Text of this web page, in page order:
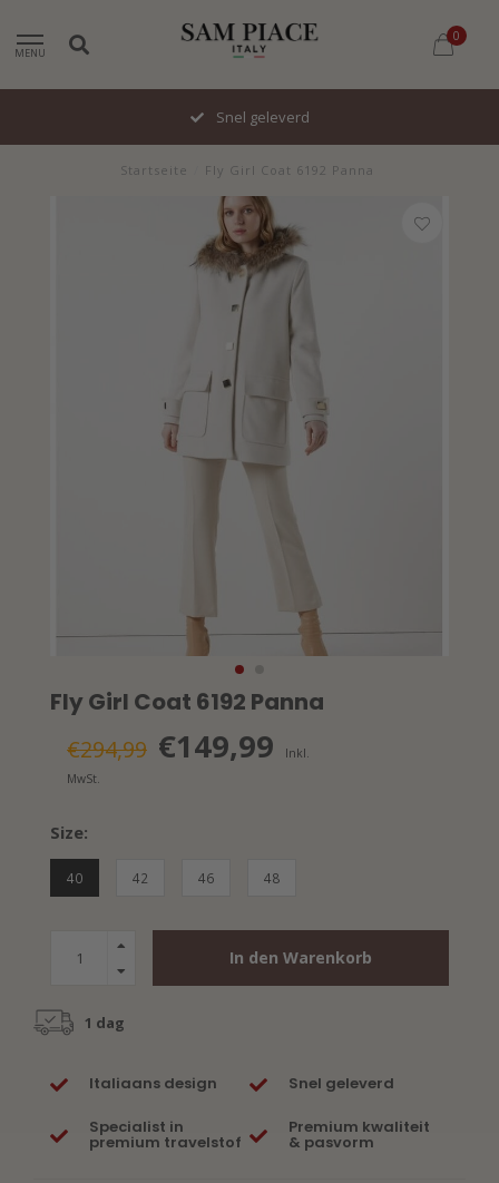
MENU
0
Snel geleverd
Startseite Fly Girl Coat 6192 Panna
Fly Girl Coat 6192 Panna
€294,99 €149,99
Inkl.
MwSt.
Size:
40 42 46 48
In den Warenkorb
1 dag
Italiaans design Snel geleverd
Specialist in
premium travelstof
Premium kwaliteit
& pasvorm